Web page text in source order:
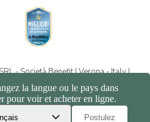
- Società Benefit | Verona - Italy |
| Certificazione BIO: IT-BIO-
VR-455804 |Politique de